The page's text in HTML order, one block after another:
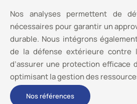
Nos analyses permettent de
nécessaires pour garantir un
durable. Nous intégrons
de la défense extérieure contre
d’assurer une protection
optimisant la gestion des
Nos références